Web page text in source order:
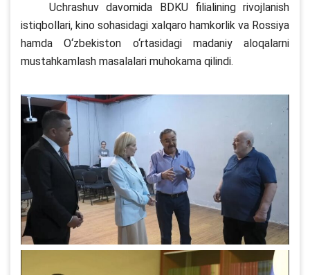
Uchrashuv davomida BDKU filialining rivojlanish
istiqbollari, kino sohasidagi xalqaro hamkorlik va Rossiya
hamda O‘zbekiston o‘rtasidagi madaniy aloqalarni
mustahkamlash masalalari muhokama qilindi.